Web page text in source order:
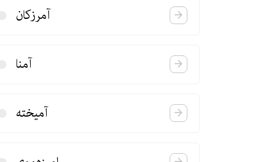
آمرزكان
آمنا
آمیخته